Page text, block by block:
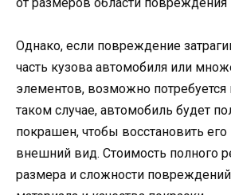
Однако, если повреждение
часть кузова автомобиля или
элементов, возможно
таком случае, автомобиль будет
покрашен, чтобы восстановить
внешний вид. Стоимость полного
размера и сложности